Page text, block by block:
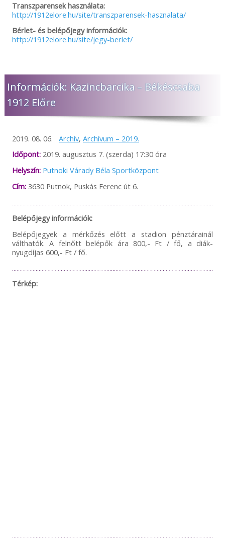
Transzparensek használata:
http://1912elore.hu/site/transzparensek-hasznalata/
Bérlet- és belépőjegy információk:
http://1912elore.hu/site/jegy-berlet/
Információk: Kazincbarcika – Békéscsaba
1912 Előre
2019. 08. 06. Archív, Archívum – 2019.
Időpont:2019. augusztus 7. (szerda) 17:30 óra
Helyszín: Putnoki Várady Béla Sportközpont
Cím:3630 Putnok, Puskás Ferenc út 6.
Belépőjegy információk:
Belépőjegyek a mérkőzés előtt a stadion pénztárainál
válthatók. A felnőtt belépők ára 800,- Ft / fő, a diák-
nyugdíjas 600,- Ft / fő.
Térkép: